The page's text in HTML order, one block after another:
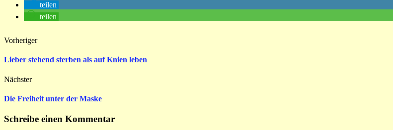
teilen
teilen
Vorheriger
Lieber stehend sterben als auf Knien leben
Nächster
Die Freiheit unter der Maske
Schreibe einen Kommentar